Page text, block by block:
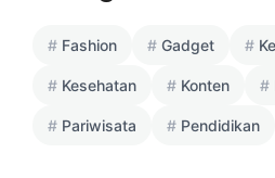
Fashion Gadget
Kesehatan Konten
Pariwisata Pendidikan